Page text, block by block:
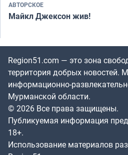
АВТОРСКОЕ
Майкл Джексон жив!
Region51.com — это зона
территория добрых новостей.
информационно-
Мурманской области.
© 2026 Все права защищены.
Публикуемая информация
18+.
Использование материалов